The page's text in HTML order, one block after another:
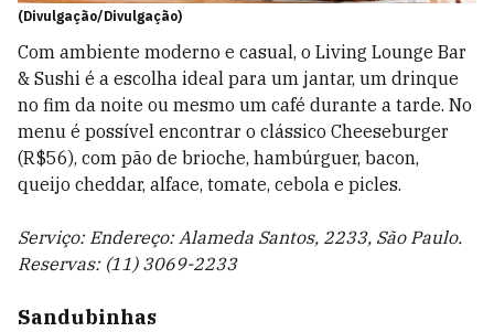
(Divulgação/Divulgação)
Com ambiente moderno e casual, o Living Lounge Bar
& Sushi é a escolha ideal para um jantar, um drinque
no fim da noite ou mesmo um café durante a tarde. No
menu é possível encontrar o clássico Cheeseburger
(R$56), com pão de brioche, hambúrguer, bacon,
queijo cheddar, alface, tomate, cebola e picles.
Serviço: Endereço: Alameda Santos, 2233, São Paulo.
Reservas: (11) 3069-2233
Sandubinhas